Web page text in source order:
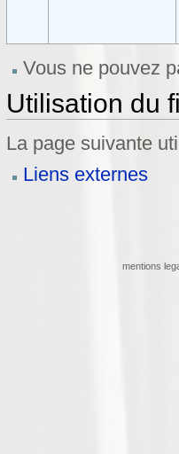
Vous ne pouvez
Utilisation du
La page suivante
Liens externes
mentions